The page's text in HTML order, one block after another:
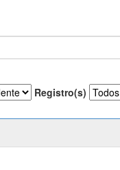
Registro(s)